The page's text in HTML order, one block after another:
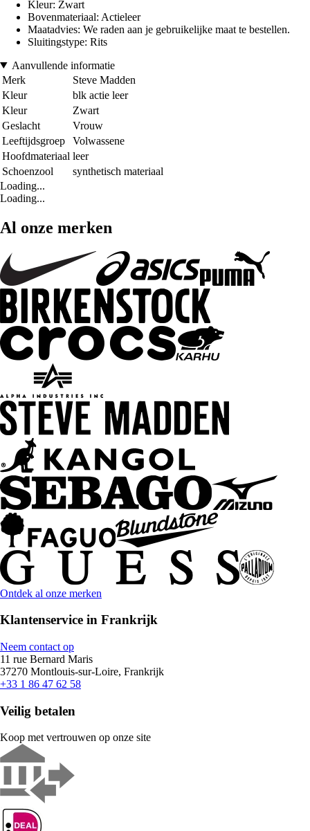
Kleur: Zwart
Bovenmateriaal: Actieleer
Maatadvies: We raden aan je gebruikelijke maat te bestellen.
Sluitingstype: Rits
Aanvullende informatie
Merk
Steve Madden
Kleur
blk actie leer
Kleur
Zwart
Geslacht
Vrouw
Leeftijdsgroep
Volwassene
Hoofdmateriaal leer
Schoenzool
synthetisch materiaal
Loading...
Loading...
Al onze merken
Ontdek al onze merken
Klantenservice in Frankrijk
Neem contact op
11 rue Bernard Maris
37270 Montlouis-sur-Loire, Frankrijk
+33 1 86 47 62 58
Veilig betalen
Koop met vertrouwen op onze site